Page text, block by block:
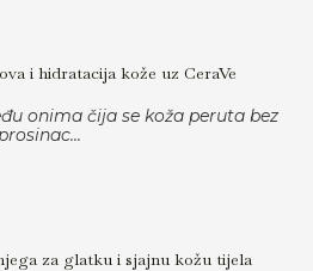
i hidratacija kože uz CeraVe
onima čija se koža peruta bez
za glatku i sjajnu kožu tijela